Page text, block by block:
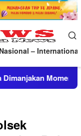
Nasional – International
Momen Panen